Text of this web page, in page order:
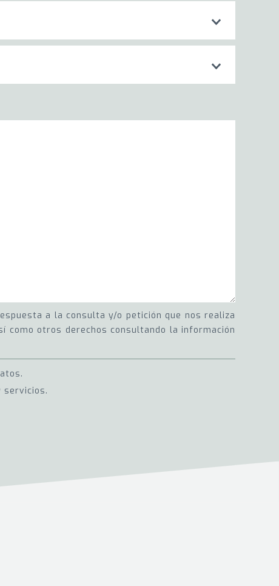
a la consulta y/o petición que nos realiza
como otros derechos consultando la información
servicios.